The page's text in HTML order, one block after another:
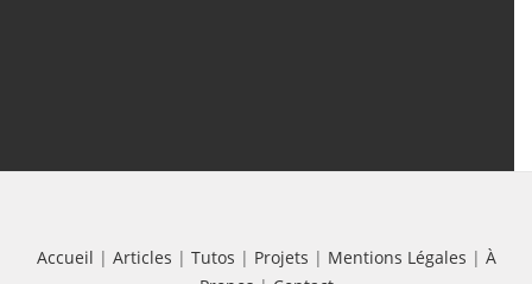
Accueil | Articles | Tutos | Projets | Mentions Légales | À